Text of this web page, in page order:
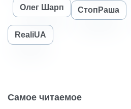
Олег Шарп СтопРаша
RealiUA
Самое читаемое